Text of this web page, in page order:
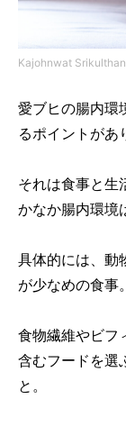
Kajohnwat
愛ブヒの腸内環
るポイントがあ
それは食事と生
かなか腸内環境
具体的には、動
が少なめの食事。
食物繊維やビフ
含むフードを選
と。